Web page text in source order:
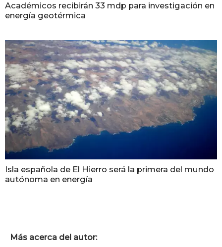
Académicos recibirán 33 mdp para investigación en
energía geotérmica
Isla española de El Hierro será la primera del mundo
autónoma en energía
Más acerca del autor: